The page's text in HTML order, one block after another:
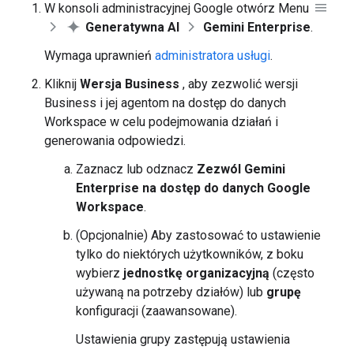
W konsoli administracyjnej Google otwórz Menu
Generatywna AI
Gemini Enterprise.
Wymaga uprawnień administratora usługi.
Kliknij Wersja Business , aby zezwolić wersji
Business i jej agentom na dostęp do danych
Workspace w celu podejmowania działań i
generowania odpowiedzi.
Zaznacz lub odznacz Zezwól Gemini
Enterprise na dostęp do danych Google
Workspace.
(Opcjonalnie) Aby zastosować to ustawienie
tylko do niektórych użytkowników, z boku
wybierz jednostkę organizacyjną (często
używaną na potrzeby działów) lub grupę
konfiguracji (zaawansowane).
Ustawienia grupy zastępują ustawienia